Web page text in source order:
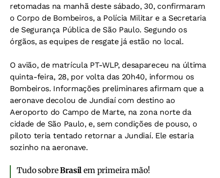
retomadas na manhã deste sábado, 30, confirmaram
o Corpo de Bombeiros, a Polícia Militar e a Secretaria
de Segurança Pública de São Paulo. Segundo os
órgãos, as equipes de resgate já estão no local.
O avião, de matrícula PT-WLP, desapareceu na última
quinta-feira, 28, por volta das 20h40, informou os
Bombeiros. Informações preliminares afirmam que a
aeronave decolou de Jundiaí com destino ao
Aeroporto do Campo de Marte, na zona norte da
cidade de São Paulo, e, sem condições de pouso, o
piloto teria tentado retornar a Jundiaí. Ele estaria
sozinho na aeronave.
Tudo sobreBrasil em primeira mão!